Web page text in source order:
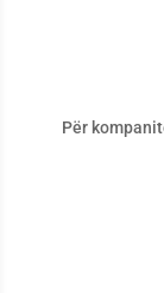
Për